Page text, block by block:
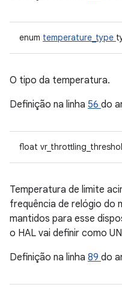
enum temperature_type
O tipo da temperatura.
Definição na linha 56 do
float
Temperatura de limite
frequência de relógio do
mantidos para esse
o HAL vai definir como
Definição na linha 89 do